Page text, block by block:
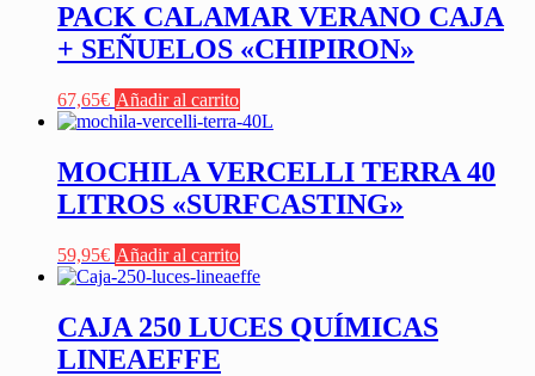
PACK CALAMAR VERANO CAJA
+ SEÑUELOS «CHIPIRON»
67,65€ Añadir al carrito
MOCHILA VERCELLI TERRA 40
LITROS «SURFCASTING»
59,95€ Añadir al carrito
CAJA 250 LUCES QUÍMICAS
LINEAEFFE